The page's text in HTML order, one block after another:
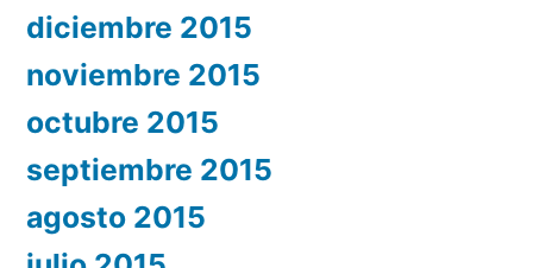
diciembre 2015
noviembre 2015
octubre 2015
septiembre 2015
agosto 2015